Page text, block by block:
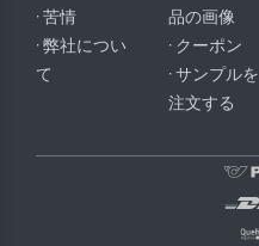
· 苦情
· 弊社につい
て
品の画像
· クーポン
· サンプルを
注文する